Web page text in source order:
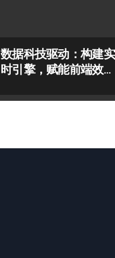
数据科技驱动：构建实
时引擎，赋能前端效能